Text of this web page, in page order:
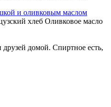
и оливковым маслом
хлеб Оливковое масло
друзей домой. Спиртное есть,